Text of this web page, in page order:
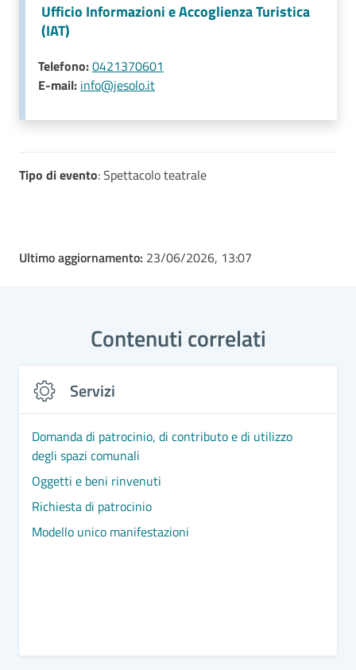
Ufficio Informazioni e Accoglienza Turistica
(IAT)
Telefono:0421370601
E-mail: info@jesolo.it
Tipo di evento: Spettacolo teatrale
Ultimo aggiornamento: 23/06/2026, 13:07
Contenuti correlati
Servizi
Domanda di patrocinio, di contributo e di utilizzo
degli spazi comunali
Oggetti e beni rinvenuti
Richiesta di patrocinio
Modello unico manifestazioni